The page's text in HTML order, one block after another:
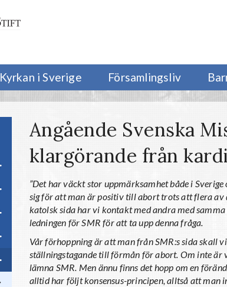
Kyrkan i Sverige Församlingsliv
Angående Svenska
klargörande från
”Det har väckt stor uppmärksamhet både i
sig för att man är positiv till abort trots att flera
katolsk sida har vi kontakt med andra med
ledningen för SMR för att ta upp denna fråga.
Vår förhoppning är att man från SMR:s sida skall
ställningstagande till förmån för abort. Om inte
lämna SMR. Men ännu finns det hopp om en
alltid har följt konsensus-principen, alltså att man